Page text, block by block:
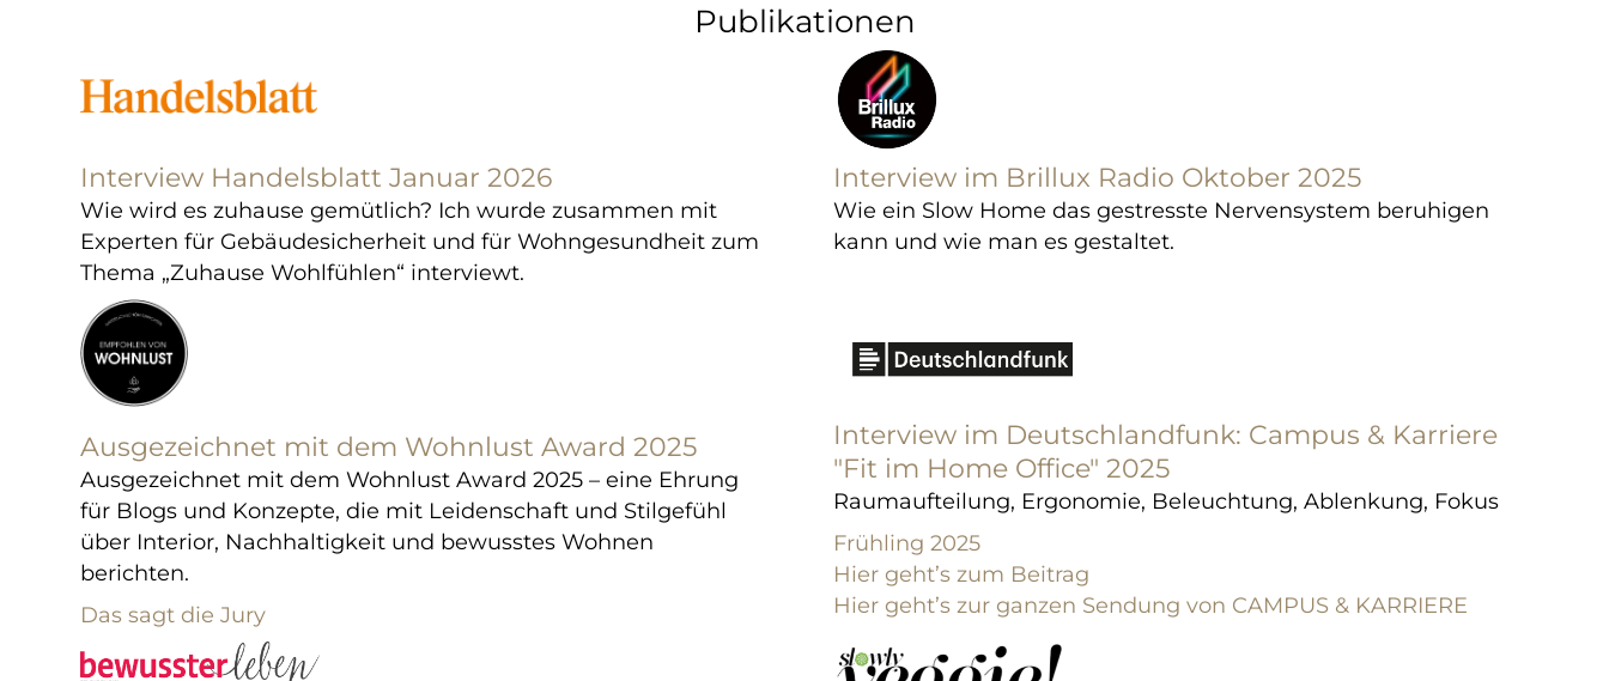
Publikationen
Interview im Brillux Radio Oktober 2025
Wie ein Slow Home das gestresste Nervensystem beruhigen
kann und wie man es gestaltet.
Interview Handelsblatt Januar 2026
Wie wird es zuhause gemütlich? Ich wurde zusammen mit
Experten für Gebäudesicherheit und für Wohngesundheit zum
Thema „Zuhause Wohlfühlen“ interviewt.
Ausgezeichnet mit dem Wohnlust Award 2025
Ausgezeichnet mit dem Wohnlust Award 2025 – eine Ehrung
für Blogs und Konzepte, die mit Leidenschaft und Stilgefühl
über Interior, Nachhaltigkeit und bewusstes Wohnen
berichten.
Das sagt die Jury
Interview im Deutschlandfunk: Campus & Karriere
"Fit im Home Office" 2025
Raumaufteilung, Ergonomie, Beleuchtung, Ablenkung, Fokus
Frühling 2025
Hier geht’s zum Beitrag
Hier geht’s zur ganzen Sendung von CAMPUS & KARRIERE